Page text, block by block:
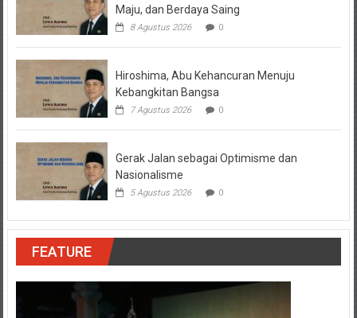
Maju, dan Berdaya Saing
8 Agustus 2026 0
Hiroshima, Abu Kehancuran Menuju
Kebangkitan Bangsa
7 Agustus 2026 0
Gerak Jalan sebagai Optimisme dan
Nasionalisme
5 Agustus 2026 0
FEATURE